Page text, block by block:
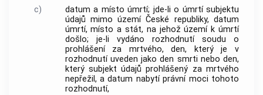
c)
datum a místo úmrtí; jde-li o úmrtí subjektu
údajů mimo území České republiky, datum
úmrtí, místo a stát, na jehož území k úmrtí
došlo; je-li vydáno rozhodnutí soudu o
prohlášení za mrtvého, den, který je v
rozhodnutí uveden jako den smrti nebo den,
který subjekt údajů prohlášený za mrtvého
nepřežil, a datum nabytí právní moci tohoto
rozhodnutí,